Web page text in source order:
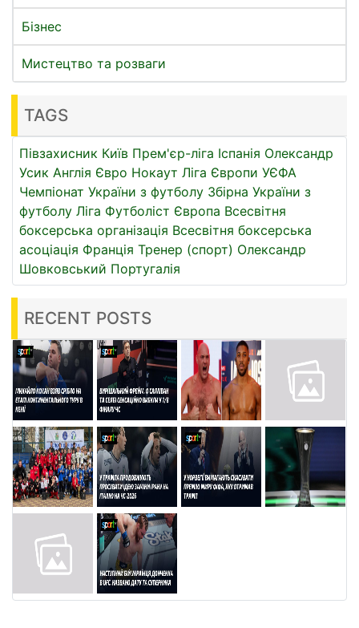
Бізнес
Мистецтво та розваги
TAGS
Півзахисник Київ Прем'єр-ліга Іспанія Олександр
Усик Англія Євро Нокаут Ліга Європи УЄФА
Чемпіонат України з футболу Збірна України з
футболу Ліга Футболіст Європа Всесвітня
боксерська організація Всесвітня боксерська
асоціація Франція Тренер (спорт) Олександр
Шовковський Португалія
RECENT POSTS